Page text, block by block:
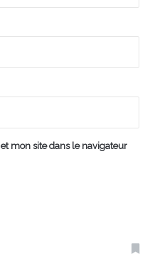
mon site dans le navigateur